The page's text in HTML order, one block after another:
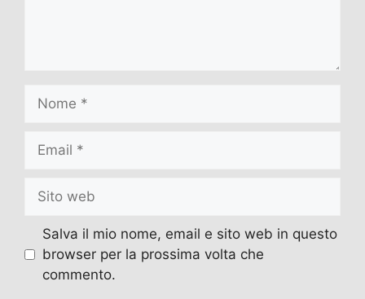
Nome
Email
Sito
web
Salva il mio nome, email e sito web in questo
browser per la prossima volta che
commento.